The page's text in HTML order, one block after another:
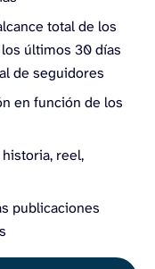
total de los
últimos 30 días
de seguidores
en función de los
reel,
publicaciones